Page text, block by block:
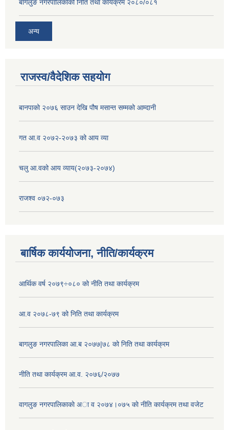
बागलुङ नगरपालिकाको निति तथा कार्यक्रम २०८०/०८१
अन्य
राजस्व/वैदेशिक सहयोग
बानपाको २०७६ साउन देखि पौष मसान्त सम्मको आम्दानी
गत आ.व २०७२-२०७३ को आय व्या
चलु आ.वको आय व्याय(२०७३-२०७४)
राजश्व ०७२-०७३
बार्षिक कार्ययोजना, नीति/कार्यक्रम
आर्थिक वर्ष २०७९÷०८० को नीति तथा कार्यक्रम
आ.व २०७८-७९ को निति तथा कार्यक्रम
बागलुङ नगरपालिका आ.ब २०७७|७८ को निति तथा कार्यक्रम
नीति तथा कार्यक्रम आ.व. २०७६/२०७७
वागलुङ नगरपालिकाकाे अा‍ व २०७४।०७५ काे नीति कार्यक्रम तथा वजेट